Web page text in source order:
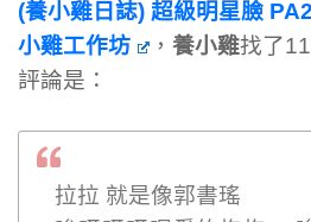
(養小雞日誌) 超級明星臉
小雞工作坊
， 養小雞找了
評論是：
拉拉 就是像郭書瑤